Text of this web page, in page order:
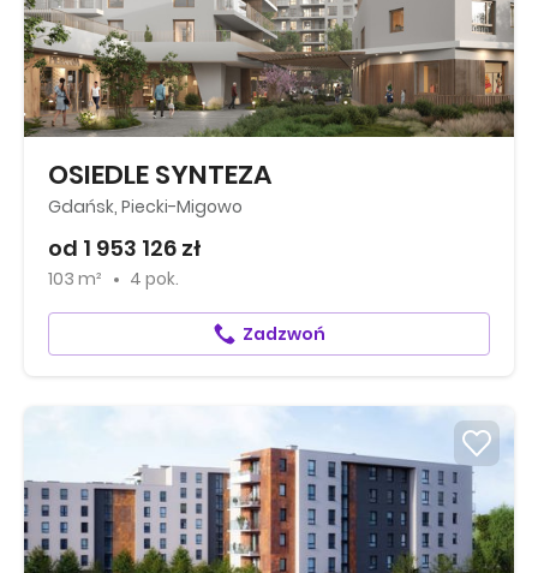
OSIEDLE SYNTEZA
Gdańsk, Piecki-Migowo
od 1 953 126 zł
103 m² 4 pok.
Zadzwoń